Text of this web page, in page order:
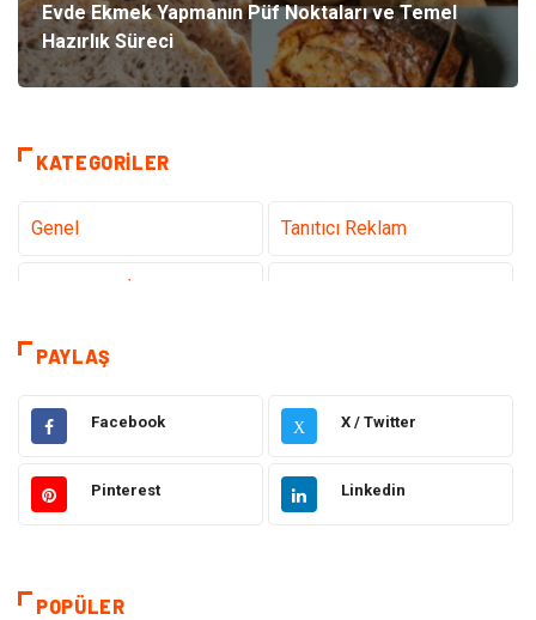
Evde Ekmek Yapmanın Püf Noktaları ve Temel
Hazırlık Süreci
KATEGORILER
Genel Tanıtıcı Reklam
Hizmet
Hukuk Emlak
Otomotiv Sağlıklı Yaşam
Moda
PAYLAŞ
Facebook X X / Twitter
Pinterest Linkedin
POPÜLER